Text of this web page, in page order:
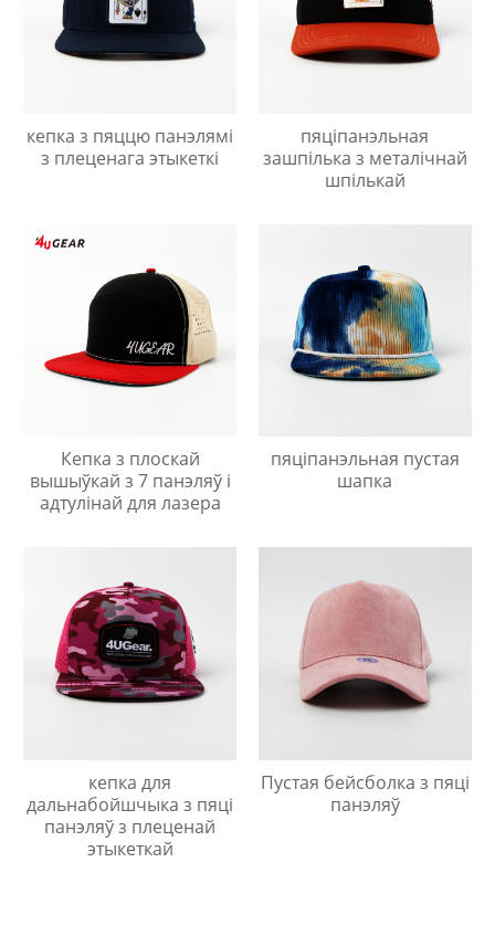
кепка з пяццю панэлямі
з плеценага этыкеткі
пяціпанэльная
зашпілька з металічнай
шпількай
Кепка з плоскай
вышыўкай з 7 панэляў і
адтулінай для лазера
пяціпанэльная пустая
шапка
кепка для
дальнабойшчыка з пяці
панэляў з плеценай
этыкеткай
Пустая бейсболка з пяці
панэляў